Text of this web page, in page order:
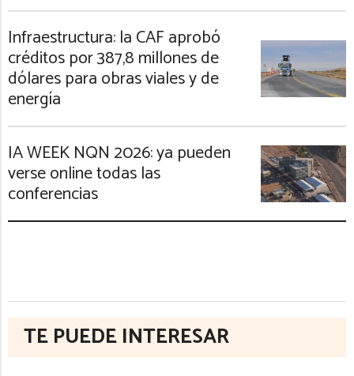
Infraestructura: la CAF aprobó
créditos por 387,8 millones de
dólares para obras viales y de
energía
IA WEEK NQN 2026: ya pueden
verse online todas las
conferencias
TE PUEDE INTERESAR